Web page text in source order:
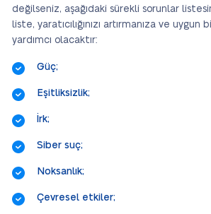
değilseniz, aşağıdaki sürekli sorunlar
liste, yaratıcılığınızı artırmanıza ve
yardımcı olacaktır:
Güç;
Eşitliksizlik;
İrk;
Siber suç;
Noksanlık;
Çevresel etkiler;